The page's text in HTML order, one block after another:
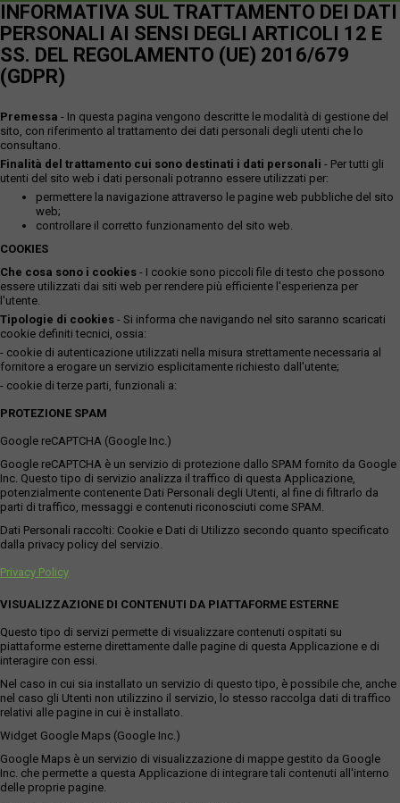
INFORMATIVA SUL TRATTAMENTO DEI DATI
PERSONALI AI SENSI DEGLI ARTICOLI 12 E
SS. DEL REGOLAMENTO (UE) 2016/679
(GDPR)
Premessa - In questa pagina vengono descritte le modalità di gestione del
sito, con riferimento al trattamento dei dati personali degli utenti che lo
consultano.
Finalità del trattamento cui sono destinati i dati personali - Per tutti gli
utenti del sito web i dati personali potranno essere utilizzati per:
permettere la navigazione attraverso le pagine web pubbliche del sito
web;
controllare il corretto funzionamento del sito web.
COOKIES
Che cosa sono i cookies - I cookie sono piccoli file di testo che possono
essere utilizzati dai siti web per rendere più efficiente l'esperienza per
l'utente.
Tipologie di cookies - Si informa che navigando nel sito saranno scaricati
cookie definiti tecnici, ossia:
- cookie di autenticazione utilizzati nella misura strettamente necessaria al
fornitore a erogare un servizio esplicitamente richiesto dall'utente;
- cookie di terze parti, funzionali a:
PROTEZIONE SPAM
Google reCAPTCHA (Google Inc.)
Google reCAPTCHA è un servizio di protezione dallo SPAM fornito da Google
Inc. Questo tipo di servizio analizza il traffico di questa Applicazione,
potenzialmente contenente Dati Personali degli Utenti, al fine di filtrarlo da
parti di traffico, messaggi e contenuti riconosciuti come SPAM.
Dati Personali raccolti: Cookie e Dati di Utilizzo secondo quanto specificato
dalla privacy policy del servizio.
Privacy Policy
VISUALIZZAZIONE DI CONTENUTI DA PIATTAFORME ESTERNE
Questo tipo di servizi permette di visualizzare contenuti ospitati su
piattaforme esterne direttamente dalle pagine di questa Applicazione e di
interagire con essi.
Nel caso in cui sia installato un servizio di questo tipo, è possibile che, anche
nel caso gli Utenti non utilizzino il servizio, lo stesso raccolga dati di traffico
relativi alle pagine in cui è installato.
Widget Google Maps (Google Inc.)
Google Maps è un servizio di visualizzazione di mappe gestito da Google
Inc. che permette a questa Applicazione di integrare tali contenuti all'interno
delle proprie pagine.